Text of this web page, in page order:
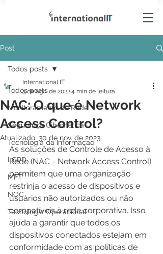
Post
Todos posts
Monitoramento de Rede
Segurança Cibernética
Tecnologia da Informação
LGPD
MFT
NOC
Tecnologia Operacional
Todos posts
NAC: O que é Network
Access Control?
International IT
3 de ago. de 20224 min de leitura
Atualizado: 30 de nov. de 2023
As soluções de Controle de Acesso à
Rede (NAC - Network Access Control)
permitem que uma organização
restrinja o acesso de dispositivos e
usuários não autorizados ou não
compatíveis à rede corporativa. Isso
ajuda a garantir que todos os
dispositivos conectados estejam em
conformidade com as políticas de